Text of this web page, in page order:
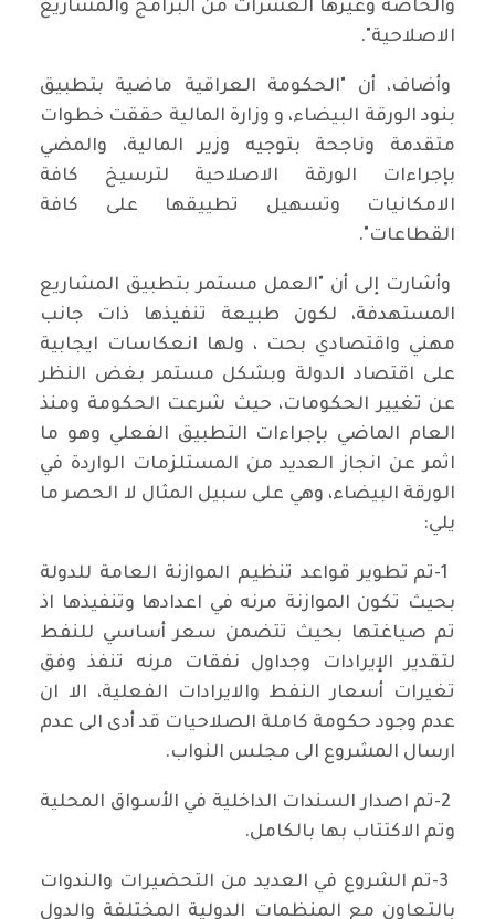
والخاصة وغيرها العشرات من البرامج والمشاريع
الاصلاحية".
وأضاف، أن "الحكومة العراقية ماضية بتطبيق
بنود الورقة البيضاء، و وزارة المالية حققت خطوات
متقدمة وناجحة بتوجيه وزير المالية، والمضي
بإجراءات الورقة الاصلاحية لترسيخ كافة
الامكانيات وتسهيل تطييقها على كافة
القطاعات".
وأشارت إلى أن "العمل مستمر بتطبيق المشاريع
المستهدفة، لكون طبيعة تنفيذها ذات جانب
مهني واقتصادي بحت ، ولها انعكاسات ايجابية
على اقتصاد الدولة وبشكل مستمر بغض النظر
عن تغيير الحكومات، حيث شرعت الحكومة ومنذ
العام الماضي بإجراءات التطبيق الفعلي وهو ما
اثمر عن انجاز العديد من المستلزمات الواردة في
الورقة البيضاء، وهي على سبيل المثال لا الحصر ما
يلي:
1-تم تطوير قواعد تنظيم الموازنة العامة للدولة
بحيث تكون الموازنة مرنه في اعدادها وتنفيذها اذ
تم صياغتها بحيث تتضمن سعر أساسي للنفط
لتقدير الإيرادات وجداول نفقات مرنه تنفذ وفق
تغيرات أسعار النفط والايرادات الفعلية، الا ان
عدم وجود حكومة كاملة الصلاحيات قد أدى الى عدم
ارسال المشروع الى مجلس النواب.
2-تم اصدار السندات الداخلية في الأسواق المحلية
وتم الاكتتاب بها بالكامل.
3-تم الشروع في العديد من التحضيرات والندوات
بالتعاون مع المنظمات الدولية المختلفة والدول